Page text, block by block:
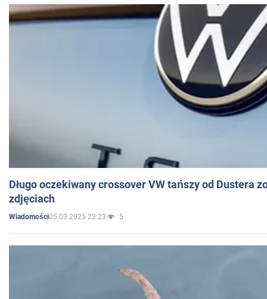
Długo oczekiwany crossover VW tańszy od Dustera
zdjęciach
Wiadomości05.03.2025 23:23 5